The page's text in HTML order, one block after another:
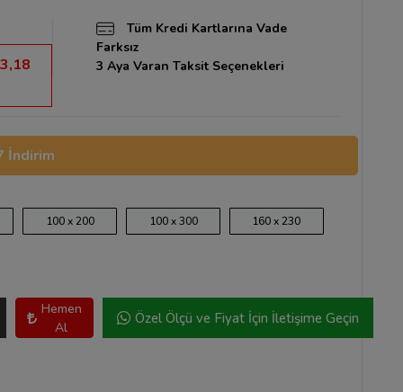
Tüm Kredi Kartlarına Vade
Farksız
3 Aya Varan Taksit Seçenekleri
İndirim
100 x 200 100 x 300 160 x 230
Hemen
Al
Özel Ölçü ve Fiyat İçin İletişime Geçin